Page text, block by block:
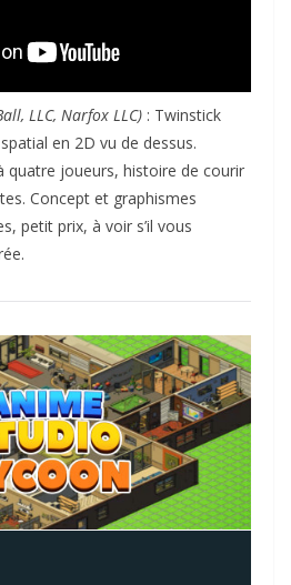
LLC, Narfox LLC) : Twinstick
en 2D vu de dessus.
quatre joueurs, histoire de courir
Concept et graphismes
petit prix, à voir s’il vous